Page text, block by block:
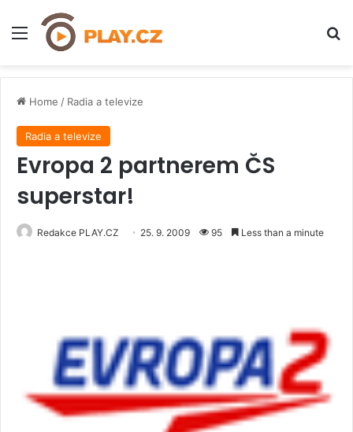
Menu
Home / Radia a televize
Radia a televize
Evropa 2 partnerem ČS
superstar!
Redakce PLAY.CZ 25. 9. 2009 95 Less than a minute